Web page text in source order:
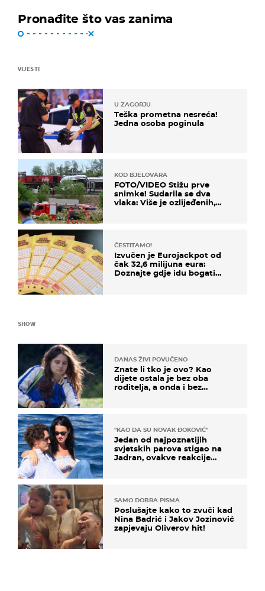
Pronađite što vas zanima
VIJESTI
U ZAGORJU
Teška prometna nesreća!
Jedna osoba poginula
KOD BJELOVARA
FOTO/VIDEO Stižu prve
snimke! Sudarila se dva
vlaka: Više je ozlijeđenih,
ČESTITAMO!
Izvučen je Eurojackpot od
čak 32,6 milijuna eura:
Doznajte gdje idu bogati
SHOW
DANAS ŽIVI POVUČENO
Znate li tko je ovo? Kao
dijete ostala je bez oba
roditelja, a onda i bez
"KAO DA SU NOVAK ĐOKOVIĆ"
Jedan od najpoznatijih
svjetskih parova stigao na
Jadran, ovakve reakcije
SAMO DOBRA PISMA
Poslušajte kako to zvuči kad
Nina Badrić i Jakov Jozinović
zapjevaju Oliverov hit!